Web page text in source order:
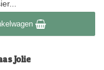
Jolie